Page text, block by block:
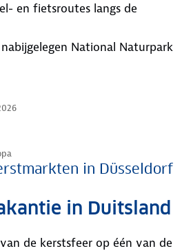
en fietsroutes langs de
National Naturpark
in Düsseldorf
in Duitsland
de kerstsfeer op één van de